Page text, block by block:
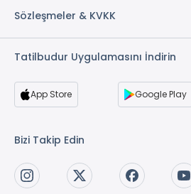
Sözleşmeler & KVKK
Tatilbudur Uygulamasını İndirin
App Store Google Play
Bizi Takip Edin